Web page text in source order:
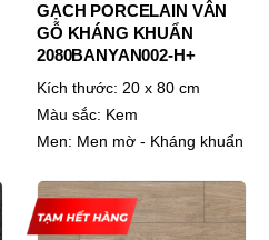
GẠCH PORCELAIN VÂN
GỖ KHÁNG KHUẨN
2080BANYAN002-H+
Kích thước: 20 x 80 cm
Màu sắc: Kem
Men: Men mờ - Kháng khuẩn